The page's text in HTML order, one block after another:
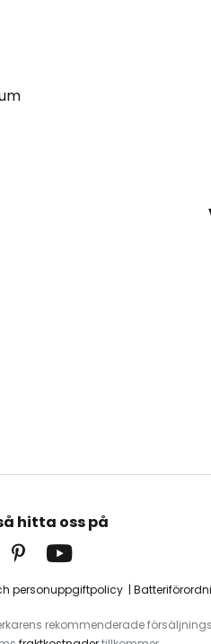
hitta oss på
personuppgiftpolicy
rekommenderade